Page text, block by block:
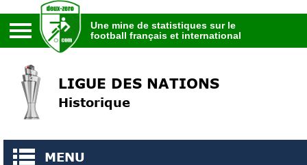
football français et international
Une mine de statistiques sur le
football français et international
LIGUE DES NATIONS
Historique
MENU